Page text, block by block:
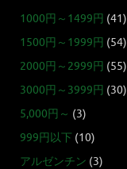
1000円～1499円 (41)
1500円～1999円 (54)
2000円～2999円 (55)
3000円～3999円 (30)
5,000円～ (3)
999円以下 (10)
アルゼンチン (3)